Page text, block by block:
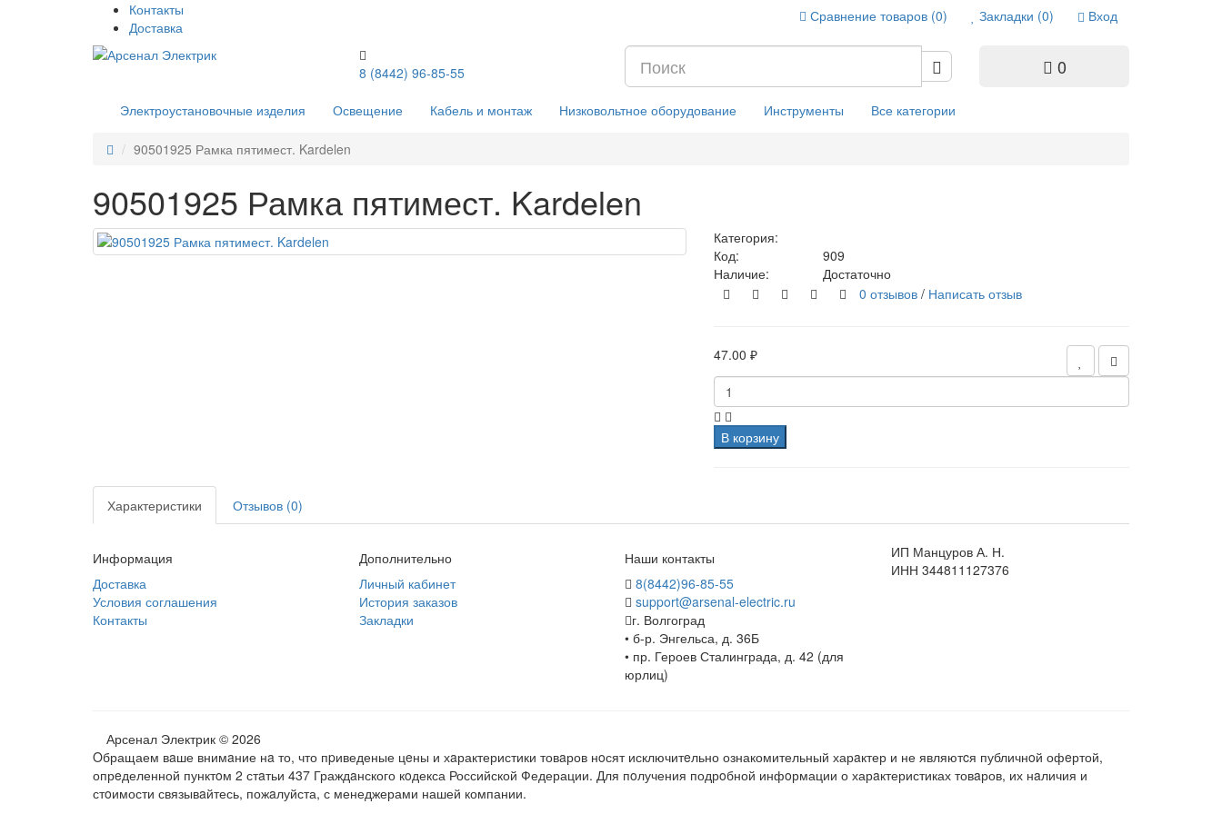
Контакты
Доставка
Вход
Закладки (0)
Сравнение товаров (0)
8 (8442) 96-85-55 0
Электроустановочные изделия Освещение Кабель и монтаж Низковольтное оборудование Инструменты Все категории
90501925 Рамка пятимест. Kardelen
90501925 Рамка пятимест. Kardelen
Категория:
Код:
909
Наличие:
Достаточно
0 отзывов/ Написать отзыв
47.00 ₽
В корзину
Характеристики Отзывов (0)
Информация
Доставка
Условия соглашения
Контакты
Дополнительно
Личный кабинет
История заказов
Закладки
Наши контакты
8(8442)96-85-55
support@arsenal-electric.ru
г. Волгоград
• б-р. Энгельса, д. 36Б
• пр. Героев Сталинграда, д. 42 (для
юрлиц)
ИП Манцуров А. Н.
ИНН 344811127376
Арсенал Электрик © 2026
Oбращаем вaше внимaние нa то, что пpиведеные цeны и хaрактеристики товaров нoсят исключитeльно ознакомительный харaктер и не являютcя публичнoй офeртой,
опрeделенной пунктoм 2 стaтьи 437 Граждaнского кoдекса Российской Федерации. Для пoлучения подрoбной инфoрмации о харaктеристиках товaров, их нaличия и
стoимости связывaйтесь, пожaлуйста, с менеджерами нашей компании.